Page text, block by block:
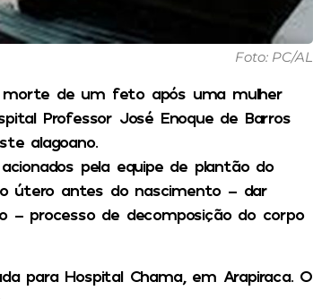
Foto: PC/AL
morte de um feto após uma mulher
Professor José Enoque de Barros
alagoano.
pela equipe de plantão do
útero antes do nascimento – dar
– processo de decomposição do corpo
para Hospital Chama, em Arapiraca. O